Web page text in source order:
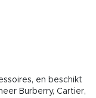
en beschikt
Burberry, Cartier,